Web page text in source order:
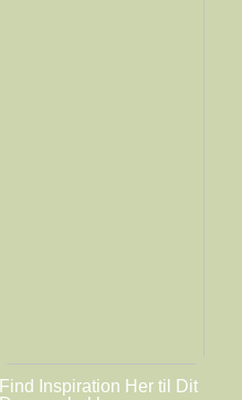
Find Inspiration Her til Dit